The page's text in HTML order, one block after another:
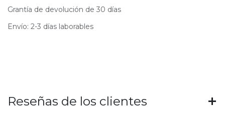
Grantía de devolución de 30 días
Envío: 2-3 días laborables
Reseñas de los clientes